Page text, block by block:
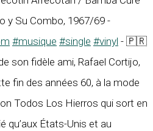
y Su Combo, 1967/69 -
#musique #single #vinyl - 🇵🇷
son fidèle ami, Rafael Cortijo,
fin des années 60, à la mode
Todos Los Hierros qui sort en
qu’aux États-Unis et au